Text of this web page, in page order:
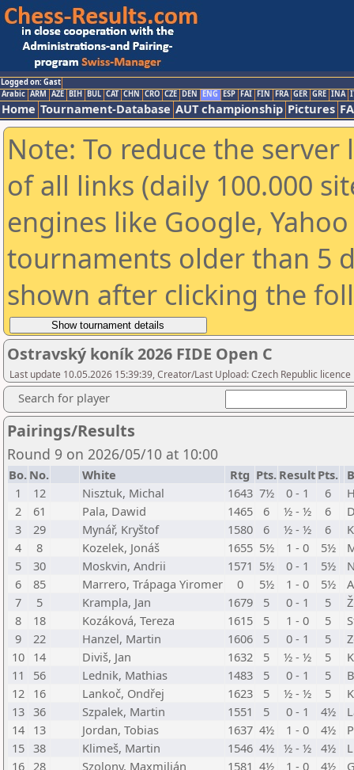
Logged on: Gast
Arabic ARM AZE BIH BUL CAT CHN CRO CZE DEN ENG ESP FAI FIN FRA GER GRE INA
Home Tournament-Database AUT championship Pictures
Note: To reduce the
of all links (daily 100.000
engines like Google,
tournaments older than 5
shown after clicking the
Ostravský koník 2026 FIDE Open C
Last update 10.05.2026 15:39:39, Creator/Last Upload: Czech Republic licence
Search for player
Pairings/Results
Round 9 on 2026/05/10 at 10:00
Bo. No. White Rtg Pts. Result Pts.
1
12 Nisztuk, Michal 1643 7½ 0 - 1 6
2
61 Pala, Dawid 1465 6 ½ - ½ 6
3
29 Mynář, Kryštof 1580 6 ½ - ½ 6
4
8 Kozelek, Jonáš 1655 5½ 1 - 0 5½
5
30 Moskvin, Andrii 1571 5½ 0 - 1 5½
6
85 Marrero, Trápaga Yiromer 0 5½ 1 - 0 5½
7
5 Krampla, Jan 1679 5 0 - 1 5
8
18 Kozáková, Tereza 1615 5 1 - 0 5
9
22 Hanzel, Martin 1606 5 0 - 1 5
10 14 Diviš, Jan 1632 5 ½ - ½ 5
11
56 Lednik, Mathias 1483 5 0 - 1 5
12 16 Lankoč, Ondřej 1623 5 ½ - ½ 5
13 36 Szpalek, Martin 1551 5 0 - 1 4½
14 13 Jordan, Tobias 1637 4½ 1 - 0 4½
15 38 Klimeš, Martin 1546 4½ ½ - ½ 4½
16 28 Szolony, Maxmilián 1581 4½ 1 - 0 4½